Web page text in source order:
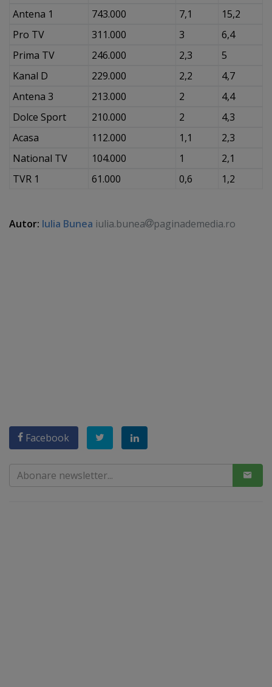
Antena 1 743.000 7,1
15,2
Pro TV
311.000 3
6,4
Prima TV
246.000 2,3
5
Kanal D
229.000 2,2
4,7
Antena 3
213.000 2
4,4
Dolce Sport
210.000 2
4,3
Acasa
112.000 1,1
2,3
National TV
104.000 1
2,1
TVR 1
61.000 0,6 1,2
Autor: Iulia Bunea iulia.bunea paginademedia.ro
Facebook